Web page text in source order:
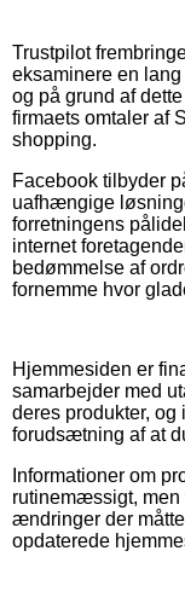
Trustpilot
eksaminere en
og på grund af
firmaets omtaler af
shopping.
Facebook tilbyder
uafhængige
forretningens
internet
bedømmelse af
fornemme hvor
Hjemmesiden er
samarbejder med
deres produkter,
forudsætning af at
Informationer om
rutinemæssigt, men
ændringer der
opdaterede